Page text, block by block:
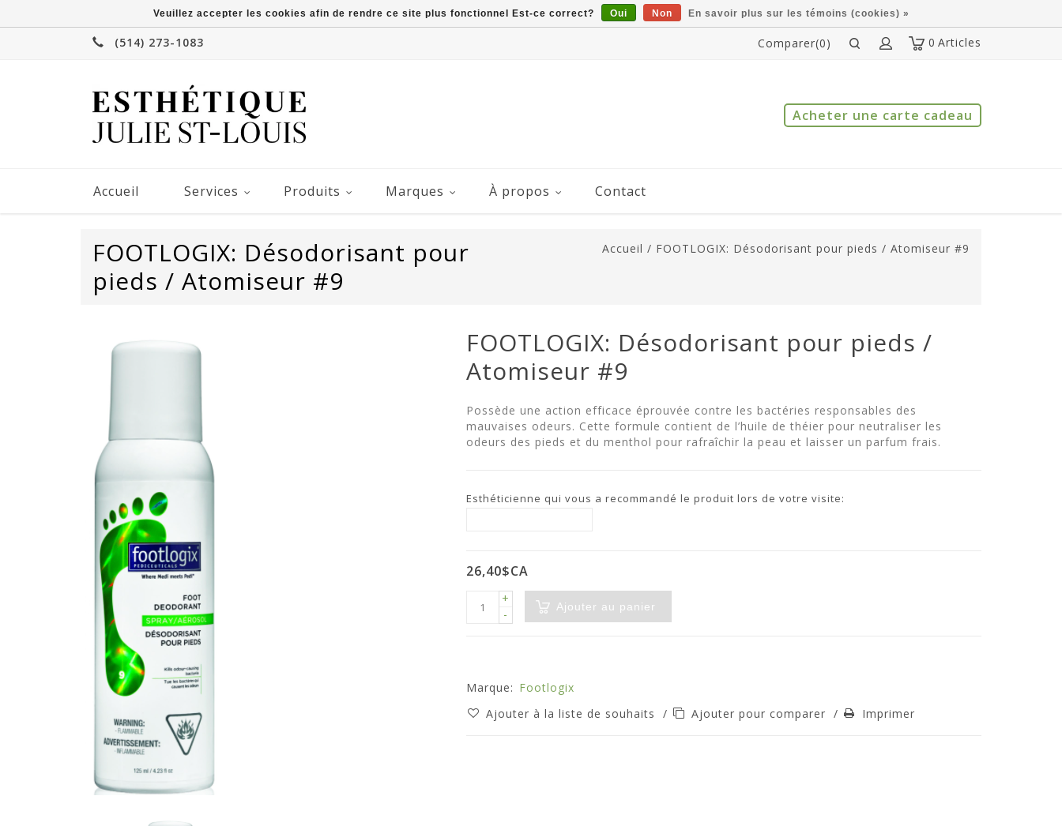
(514) 273-1083 0 Articles
Comparer(0)
Acheter une carte cadeau
Accueil Services Produits Marques À propos Contact
FOOTLOGIX: Désodorisant pour
pieds / Atomiseur #9
Accueil / FOOTLOGIX: Désodorisant pour pieds / Atomiseur #9
FOOTLOGIX: Désodorisant pour pieds /
Atomiseur #9
Possède une action efficace éprouvée contre les bactéries responsables des
mauvaises odeurs. Cette formule contient de l’huile de théier pour neutraliser les
odeurs des pieds et du menthol pour rafraîchir la peau et laisser un parfum frais.
Esthéticienne qui vous a recommandé le produit lors de votre visite:
26,40$CA
+
-
Ajouter au panier
Marque: Footlogix
Ajouter à la liste de souhaits
/ Ajouter pour comparer / Imprimer
Veuillez accepter les cookies afin de rendre ce site plus fonctionnel Est-ce correct? Oui Non En savoir plus sur les témoins (cookies) »